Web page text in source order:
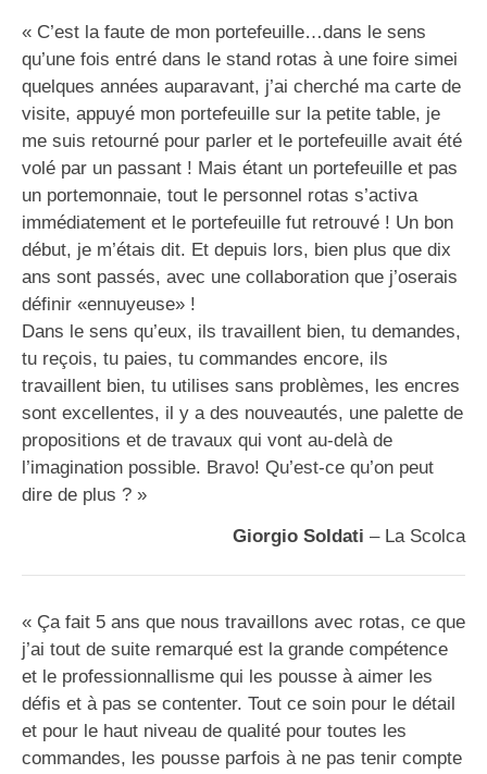
« C’est la faute de mon portefeuille…dans le sens
qu’une fois entré dans le stand rotas à une foire simei
quelques années auparavant, j’ai cherché ma carte de
visite, appuyé mon portefeuille sur la petite table, je
me suis retourné pour parler et le portefeuille avait été
volé par un passant ! Mais étant un portefeuille et pas
un portemonnaie, tout le personnel rotas s’activa
immédiatement et le portefeuille fut retrouvé ! Un bon
début, je m’étais dit. Et depuis lors, bien plus que dix
ans sont passés, avec une collaboration que j’oserais
définir «ennuyeuse» !
Dans le sens qu’eux, ils travaillent bien, tu demandes,
tu reçois, tu paies, tu commandes encore, ils
travaillent bien, tu utilises sans problèmes, les encres
sont excellentes, il y a des nouveautés, une palette de
propositions et de travaux qui vont au-delà de
l’imagination possible. Bravo! Qu’est-ce qu’on peut
dire de plus ? »
Giorgio Soldati – La Scolca
« Ça fait 5 ans que nous travaillons avec rotas, ce que
j’ai tout de suite remarqué est la grande compétence
et le professionnallisme qui les pousse à aimer les
défis et à pas se contenter. Tout ce soin pour le détail
et pour le haut niveau de qualité pour toutes les
commandes, les pousse parfois à ne pas tenir compte